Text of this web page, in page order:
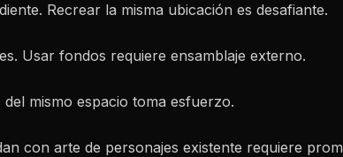
Recrear la misma ubicación es desafiante.
Usar fondos requiere ensamblaje externo.
mismo espacio toma esfuerzo.
con arte de personajes existente requiere